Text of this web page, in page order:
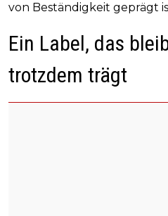
von Beständigkeit geprägt
Ein Label, das
trotzdem trägt